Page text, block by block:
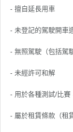
- 擅自延長用車
- 未登記的駕駛開車
- 無照駕駛（包括駕
- 未經許可和解
- 用於各種測試/比賽
- 屬於租賃條款（租